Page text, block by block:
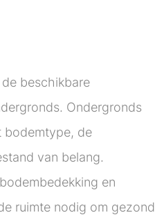
beschikbare
Ondergronds
bodemtype, de
van belang.
en
ruimte nodig om gezond